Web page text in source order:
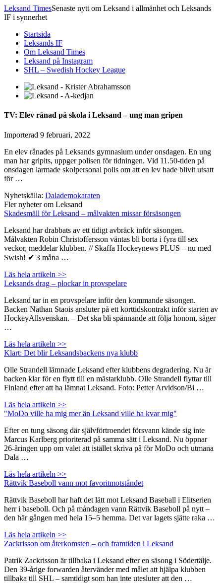
Leksand TimesSenaste nytt om Leksand i allmänhet och Leksands
IF i synnerhet
Startsida
Leksands IF
Om Leksand Times
Leksand på Instagram
SHL – Swedish Hockey League
TV: Elev rånad på skola i Leksand – ung man gripen
Importerad 9 februari, 2022
En elev rånades på Leksands gymnasium under onsdagen. En ung
man har gripits, uppger polisen för tidningen. Vid 11.50-tiden på
onsdagen larmade skolpersonal polis om att en lev hade blivit utsatt
för …
Nyhetskälla: Dalademokaraten
Fler nyheter om Leksand
Skadesmäll för Leksand – målvakten missar försäsongen
Leksand har drabbats av ett tidigt avbräck inför säsongen.
Målvakten Robin Christoffersson väntas bli borta i fyra till sex
veckor, meddelar klubben. // Skaffa Hockeynews PLUS – nu med
Swish! ✔ 3 måna …
Läs hela artikeln >>
Leksands drag – plockar in provspelare
Leksand tar in en provspelare inför den kommande säsongen.
Backen Nathan Staois ansluter på ett korttidskontrakt inför starten av
HockeyAllsvenskan. – Det ska bli spännande att följa honom, säger
…
Läs hela artikeln >>
Klart: Det blir Leksandsbackens nya klubb
Olle Strandell lämnade Leksand efter klubbens degradering. Nu är
backen klar för en flytt till en mästarklubb. Olle Strandell flyttar till
Finland efter att ha lämnat Leksand. Foto: Petter Arvidson/Bi …
Läs hela artikeln >>
"MoDo ville ha mig mer än Leksand ville ha kvar mig"
Efter en tung säsong där självförtroendet försvann kände sig inte
Marcus Karlberg prioriterad på samma sätt i Leksand. Nu öppnar
26-åringen upp om valet att istället skriva på för MoDo och utmana
Dala …
Läs hela artikeln >>
Rättvik Baseboll vann mot favoritmotståndet
Rättvik Baseboll har haft det lätt mot Leksand Baseball i Elitserien
herr i baseboll. Och på måndagen vann Rättvik Baseboll på nytt –
den här gången med hela 15–5 hemma. Det var lagets sjätte raka …
Läs hela artikeln >>
Zackrisson om återkomsten – och framtiden i Leksand
Patrik Zackrisson är tillbaka i Leksand efter en säsong i Södertälje.
Den 39-årige forwarden återvänder med målet att hjälpa klubben
tillbaka till SHL – samtidigt som han inte utesluter att den …